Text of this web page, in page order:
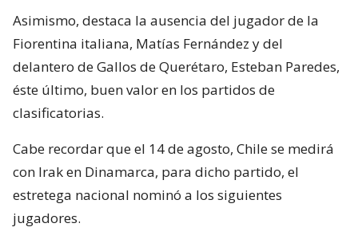
Asimismo, destaca la ausencia del jugador de la
Fiorentina italiana, Matías Fernández y del
delantero de Gallos de Querétaro, Esteban Paredes,
éste último, buen valor en los partidos de
clasificatorias.
Cabe recordar que el 14 de agosto, Chile se medirá
con Irak en Dinamarca, para dicho partido, el
estretega nacional nominó a los siguientes
jugadores.